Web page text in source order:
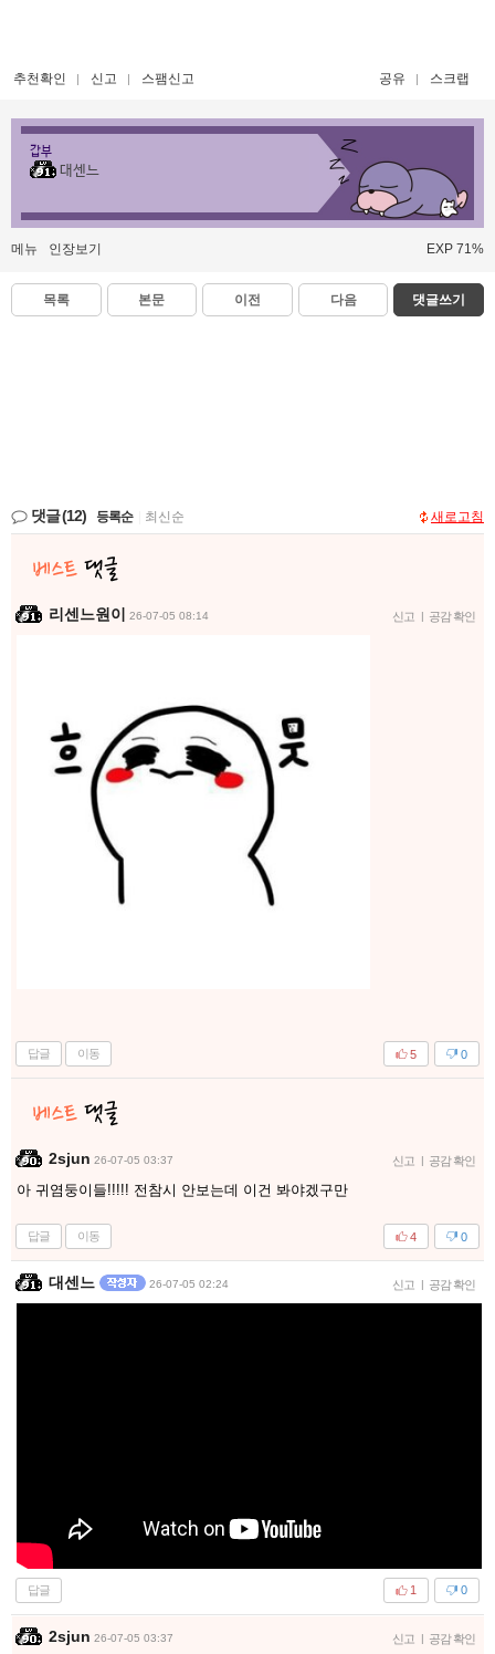
추천확인 신고 스팸신고 공유 스크랩
갑부
대센느
메뉴 인장보기 EXP 71%
목록 본문 이전 다음 댓글쓰기
댓글(12) 등록순 최신순 새로고침
리센느원이 26-07-05 08:14 신고 | 공감 확인
답글 이동 0
5
2sjun 26-07-05 03:37 신고 | 공감 확인
아 귀염둥이들!!!!! 전참시 안보는데 이건 봐야겠구만
답글 이동 0
4
대센느 26-07-05 02:24 신고 | 공감 확인
답글 0
1
2sjun 26-07-05 03:37 신고 | 공감 확인